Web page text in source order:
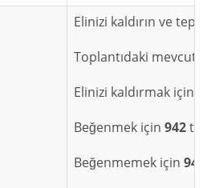
Elinizi kaldırın ve
Toplantıdaki mevcut
Elinizi kaldırmak için
Beğenmek için 942
Beğenmemek için 943